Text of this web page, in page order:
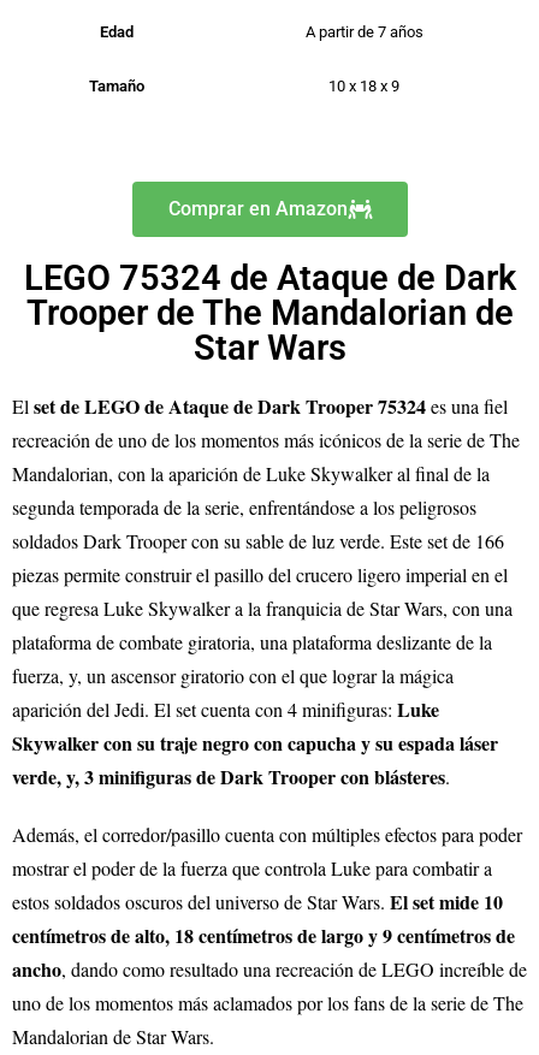
Edad A partir de 7 años
Tamaño 10 x 18 x 9
Comprar en Amazon
LEGO 75324 de Ataque de Dark
Trooper de The Mandalorian de
Star Wars
El set de LEGO de Ataque de Dark Trooper 75324es una fiel
recreación de uno de los momentos más icónicos de la serie de The
Mandalorian, con la aparición de Luke Skywalker al final de la
segunda temporada de la serie, enfrentándose a los peligrosos
soldados Dark Trooper con su sable de luz verde. Este set de 166
piezas permite construir el pasillo del crucero ligero imperial en el
que regresa Luke Skywalker a la franquicia de Star Wars, con una
plataforma de combate giratoria, una plataforma deslizante de la
fuerza, y, un ascensor giratorio con el que lograr la mágica
aparición del Jedi. El set cuenta con 4 minifiguras: Luke
Skywalker con su traje negro con capucha y su espada láser
verde, y, 3 minifiguras de Dark Trooper con blásteres.
Además, el corredor/pasillo cuenta con múltiples efectos para poder
mostrar el poder de la fuerza que controla Luke para combatir a
estos soldados oscuros del universo de Star Wars. El set mide 10
centímetros de alto, 18 centímetros de largo y 9 centímetros de
ancho, dando como resultado una recreación de LEGO increíble de
uno de los momentos más aclamados por los fans de la serie de The
Mandalorian de Star Wars.